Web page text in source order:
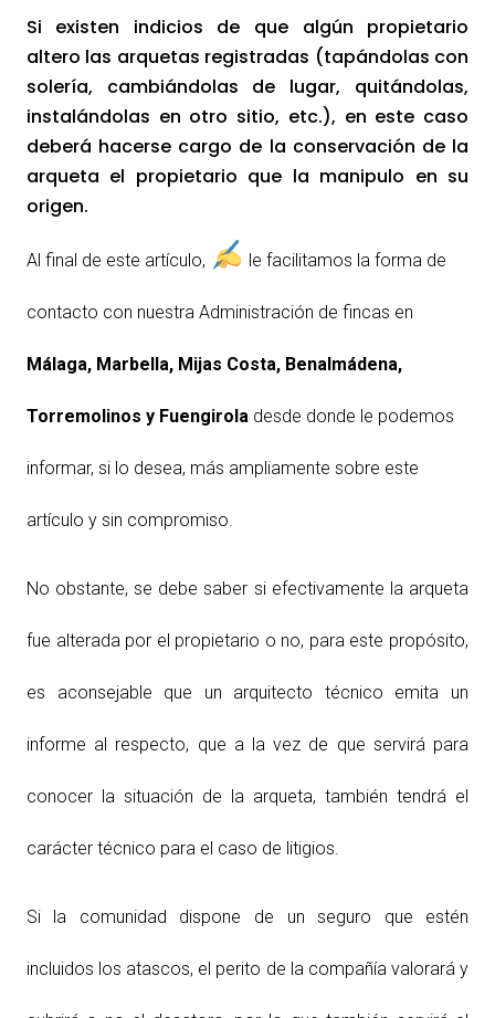
Si existen indicios de que algún propietario
altero las arquetas registradas (tapándolas con
solería, cambiándolas de lugar, quitándolas,
instalándolas en otro sitio, etc.), en este caso
deberá hacerse cargo de la conservación de la
arqueta el propietario que la manipulo en su
origen.
Al final de este artículo, le facilitamos la forma de
contacto con nuestra Administración de fincas en
Málaga, Marbella, Mijas Costa, Benalmádena,
Torremolinos y Fuengirola desde donde le podemos
informar, si lo desea, más ampliamente sobre este
artículo y sin compromiso.
No obstante, se debe saber si efectivamente la arqueta
fue alterada por el propietario o no, para este propósito,
es aconsejable que un arquitecto técnico emita un
informe al respecto, que a la vez de que servirá para
conocer la situación de la arqueta, también tendrá el
carácter técnico para el caso de litigios.
Si la comunidad dispone de un seguro que estén
incluidos los atascos, el perito de la compañía valorará y